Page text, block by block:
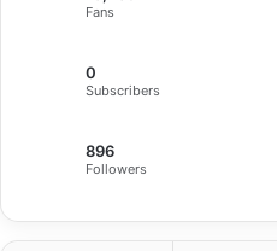
Fans
0
Subscribers
896
Followers